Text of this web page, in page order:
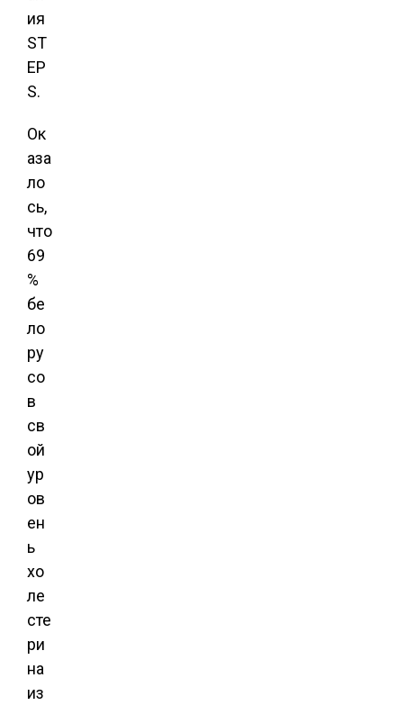
ия
ST
EP
S.
Ок
аза
ло
сь,
что
69
%
бе
ло
ру
со
в
св
ой
ур
ов
ен
ь
хо
ле
сте
ри
на
из